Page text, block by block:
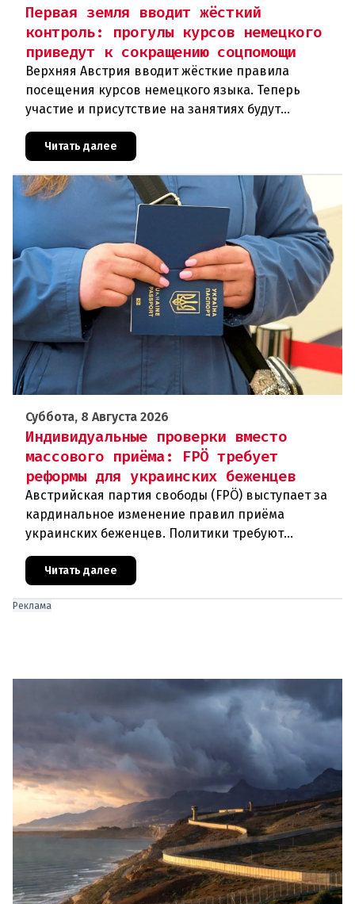
Первая земля вводит жёсткий
контроль: прогулы курсов немецкого
приведут к сокращению соцпомощи
Верхняя Австрия вводит жёсткие правила
посещения курсов немецкого языка. Теперь
участие и присутствие на занятиях будут
Те, кто без уважительной причины про
Читать далее
Суббота, 8 Августа 2026
Индивидуальные проверки вместо
массового приёма: FPÖ требует
реформы для украинских беженцев
Австрийская партия свободы (FPÖ) выступает за
кардинальное изменение правил приёма
украинских беженцев. Политики требуют
отменить автоматическое предоставление
убежища и ввести индивидуальные проверки
Читать далее
Реклама